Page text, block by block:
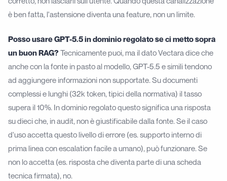
è ben fatta, l'astensione diventa una feature, non un limite.
Posso usare GPT-5.5 in dominio regolato se ci metto sopra
un buon RAG? Tecnicamente puoi, ma il dato Vectara dice che
anche con la fonte in pasto al modello, GPT-5.5 e simili tendono
ad aggiungere informazioni non supportate. Su documenti
complessi e lunghi (32k token, tipici della normativa) il tasso
supera il 10%. In dominio regolato questo significa una risposta
su dieci che, in audit, non è giustificabile dalla fonte. Se il caso
d'uso accetta questo livello di errore (es. supporto interno di
prima linea con escalation facile a umano), può funzionare. Se
non lo accetta (es. risposta che diventa parte di una scheda
tecnica firmata), no.